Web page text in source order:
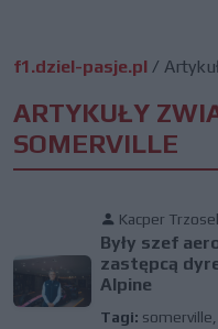
f1.dziel-pasje.pl /
ARTYKUŁY
SOMERVILLE
Kacper
Były szef
zastępcą
Alpine
Tagi: somerville